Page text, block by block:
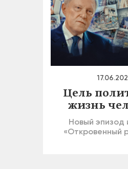
Цель
жизнь
Новый эпизод
«Откровенный